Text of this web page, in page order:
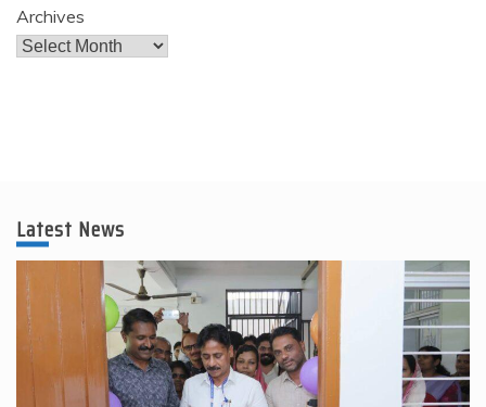
Archives
Latest News